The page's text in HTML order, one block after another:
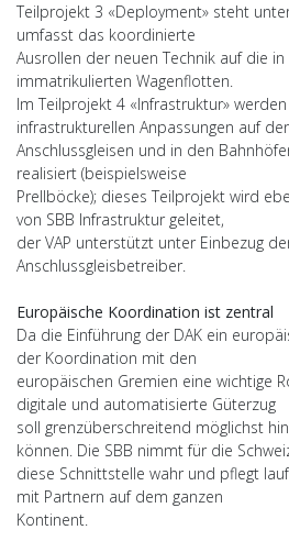
Teilprojekt 3 «Deployment» steht
umfasst das koordinierte
Ausrollen der neuen Technik auf die
immatrikulierten Wagenflotten.
Im Teilprojekt 4 «Infrastruktur»
infrastrukturellen Anpassungen auf
Anschlussgleisen und in den
realisiert (beispielsweise
Prellböcke); dieses Teilprojekt wird
von SBB Infrastruktur geleitet,
der VAP unterstützt unter Einbezug
Anschlussgleisbetreiber.
Europäische Koordination ist zentral
Da die Einführung der DAK ein
der Koordination mit den
europäischen Gremien eine wichtige
digitale und automatisierte Güterzug
soll grenzüberschreitend möglichst
können. Die SBB nimmt für die
diese Schnittstelle wahr und pflegt
mit Partnern auf dem ganzen
Kontinent.